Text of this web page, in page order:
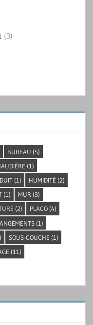
(3)
BUREAU (5)
(1)
(1) HUMIDITÉ (2)
(1) MUR(3)
(2) PLACO(4)
(1)
SOUS-COUCHE (1)
(11)